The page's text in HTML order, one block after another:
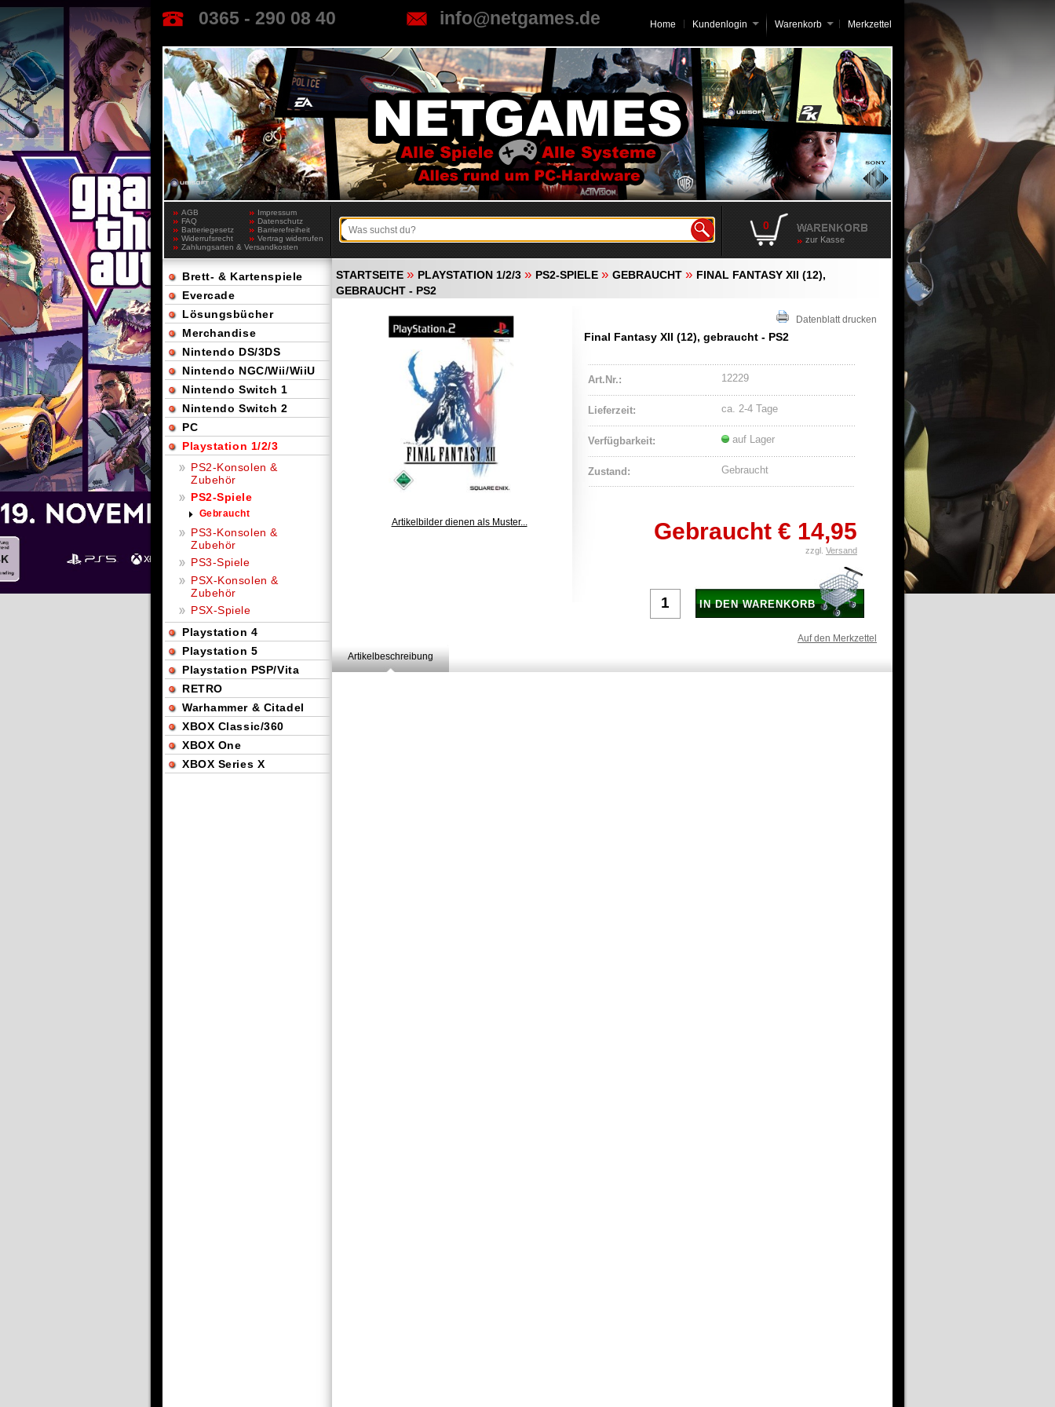
0365 - 290 08 40 info@netgames.de Home Kundenlogin Merkzettel
Warenkorb
AGB
Impressum
FAQ
Datenschutz
Batteriegesetz
Barrierefreiheit
Widerrufsrecht
Vertrag widerrufen
Zahlungsarten & Versandkosten
0
zur Kasse
STARTSEITE » PLAYSTATION 1/2/3 » PS2-SPIELE » GEBRAUCHT » FINAL FANTASY XII (12),
GEBRAUCHT - PS2
Artikelbilder dienen als Muster...
Datenblatt drucken
Final Fantasy XII (12), gebraucht - PS2
Art.Nr.: 12229
Lieferzeit: ca. 2-4 Tage
Verfügbarkeit: auf Lager
Zustand: Gebraucht
Gebraucht € 14,95
zzgl. Versand
IN DEN WARENKORB
Auf den Merkzettel
Artikelbeschreibung
Brett- & Kartenspiele
Evercade
Lösungsbücher
Merchandise
Nintendo DS/3DS
Nintendo NGC/Wii/WiiU
Nintendo Switch 1
Nintendo Switch 2
PC
Playstation 1/2/3
PS2-Konsolen &
Zubehör
PS2-Spiele
Gebraucht
PS3-Konsolen &
Zubehör
PS3-Spiele
PSX-Konsolen &
Zubehör
PSX-Spiele
Playstation 4
Playstation 5
Playstation PSP/Vita
RETRO
Warhammer & Citadel
XBOX Classic/360
XBOX One
XBOX Series X